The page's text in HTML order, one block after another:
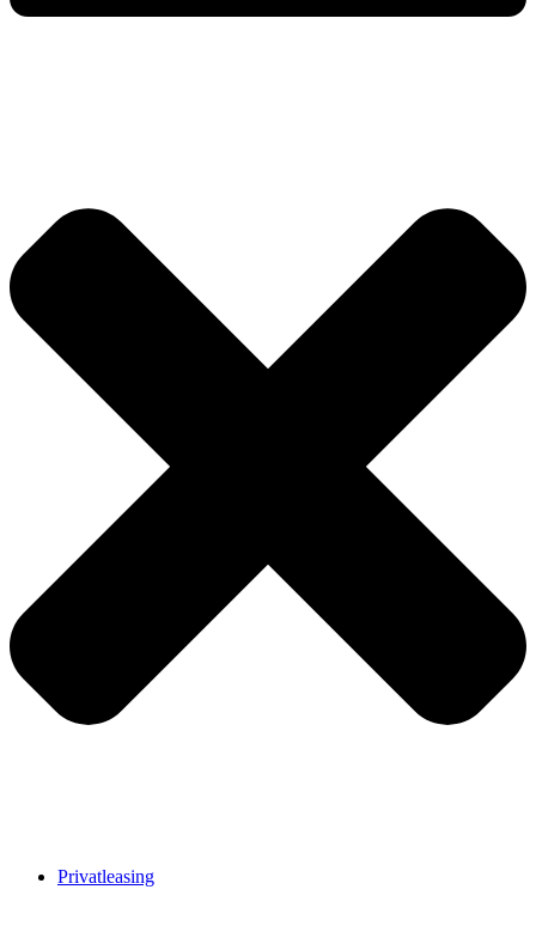
Privatleasing